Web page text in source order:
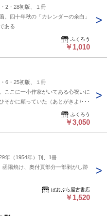
2・28初版、１冊
。四十年秋の「カレンダーの余白」
ある
ふくろう
￥1,010
6・25初版、１冊
ここに一小作家がいてある心祝いに
そかに願っていた（あとがきより）
ふくろう
￥3,050
年（1954年）刊、1冊
函陽焼け、奥付頁部分一部剥がし跡
ぼおぶら屋古書店
￥1,520